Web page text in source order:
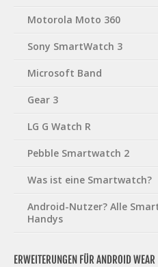
Motorola Moto 360
Sony SmartWatch 3
Microsoft Band
Gear 3
LG G Watch R
Pebble Smartwatch 2
Was ist eine Smartwatch?
Android-Nutzer? Alle
Handys
ERWEITERUNGEN FÜR ANDROID WEAR